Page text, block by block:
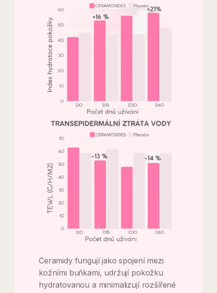
Ceramidy fungují jako spojení mezi
kožními buňkami, udržují pokožku
hydratovanou a minimalizují rozšířené